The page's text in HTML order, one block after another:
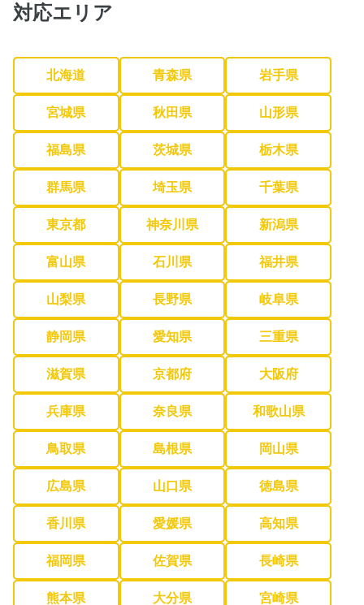
対応エリア
北海道 青森県 岩手県
宮城県 秋田県 山形県
福島県 茨城県 栃木県
群馬県 埼玉県 千葉県
東京都 神奈川県 新潟県
富山県 石川県 福井県
山梨県 長野県 岐阜県
静岡県 愛知県 三重県
滋賀県 京都府 大阪府
兵庫県 奈良県 和歌山県
鳥取県 島根県 岡山県
広島県 山口県 徳島県
香川県 愛媛県 高知県
福岡県 佐賀県 長崎県
熊本県 大分県 宮崎県